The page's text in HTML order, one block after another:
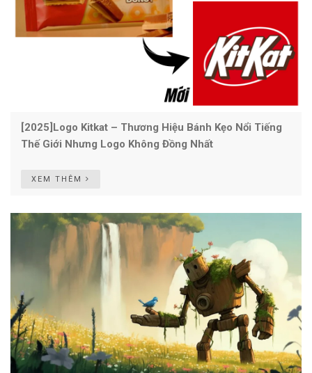
[2025]Logo Kitkat – Thương Hiệu Bánh Kẹo Nổi Tiếng
Thế Giới Nhưng Logo Không Đồng Nhất
XEM THÊM